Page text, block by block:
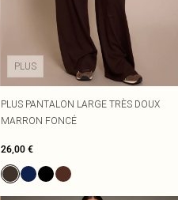
PLUS
PLUS PANTALON LARGE TRÈS DOUX
MARRON FONCÉ
26,00 €